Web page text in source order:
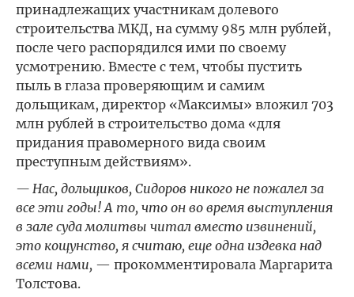
принадлежащих участникам долевого
строительства МКД, на сумму 985 млн рублей,
после чего распорядился ими по своему
усмотрению. Вместе с тем, чтобы пустить
пыль в глаза проверяющим и самим
дольщикам, директор «Максимы» вложил 703
млн рублей в строительство дома «для
придания правомерного вида своим
преступным действиям».
— Нас, дольщиков, Сидоров никого не пожалел за
все эти годы! А то, что он во время выступления
в зале суда молитвы читал вместо извинений,
это кощунство, я считаю, еще одна издевка над
всеми нами, — прокомментировала Маргарита
Толстова.